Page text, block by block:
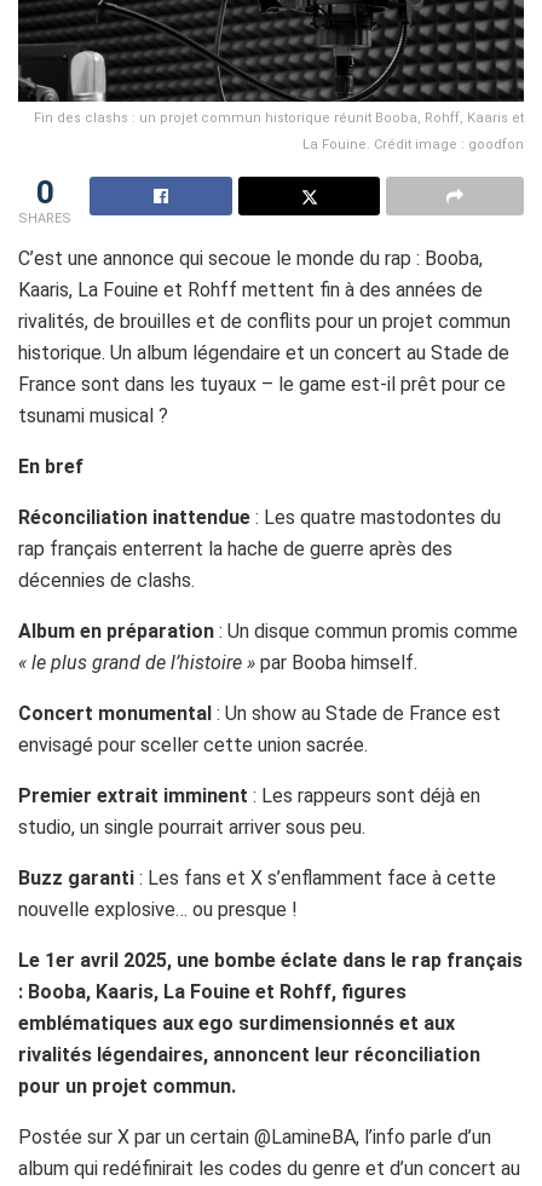
Fin des clashs : un projet commun historique réunit Booba, Rohff, Kaaris et
La Fouine. Crédit image : goodfon
0
SHARES
C’est une annonce qui secoue le monde du rap : Booba,
Kaaris, La Fouine et Rohff mettent fin à des années de
rivalités, de brouilles et de conflits pour un projet commun
historique. Un album légendaire et un concert au Stade de
France sont dans les tuyaux – le game est-il prêt pour ce
tsunami musical ?
En bref
Réconciliation inattendue : Les quatre mastodontes du
rap français enterrent la hache de guerre après des
décennies de clashs.
Album en préparation : Un disque commun promis comme
« le plus grand de l’histoire » par Booba himself.
Concert monumental : Un show au Stade de France est
envisagé pour sceller cette union sacrée.
Premier extrait imminent : Les rappeurs sont déjà en
studio, un single pourrait arriver sous peu.
Buzz garanti : Les fans et X s’enflamment face à cette
nouvelle explosive… ou presque !
Le 1er avril 2025, une bombe éclate dans le rap français
: Booba, Kaaris, La Fouine et Rohff, figures
emblématiques aux ego surdimensionnés et aux
rivalités légendaires, annoncent leur réconciliation
pour un projet commun.
Postée sur X par un certain @LamineBA, l’info parle d’un
album qui redéfinirait les codes du genre et d’un concert au